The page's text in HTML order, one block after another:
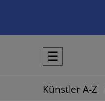
☰
Künstler A-Z